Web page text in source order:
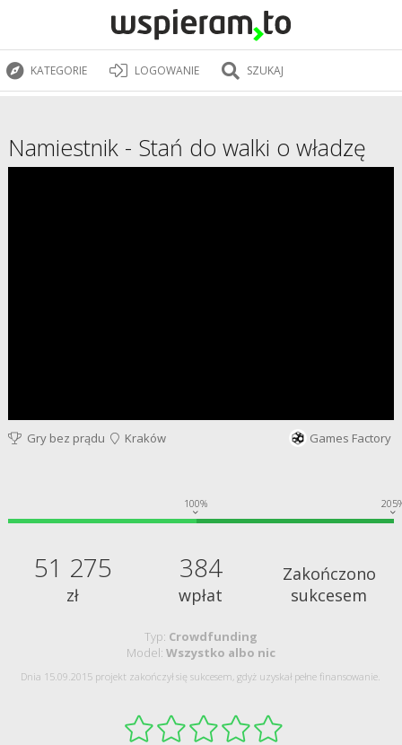
KATEGORIE LOGOWANIE SZUKAJ
Namiestnik - Stań do walki o władzę
Gry bez prądu Kraków Games Factory
100%
51 275
zł
384
wpłat
Zakończono
sukcesem
Typ: Crowdfunding
Model: Wszystko albo nic
Dnia 15.09.2015 projekt zakończył się sukcesem, gdyż uzyskał pełne finansowanie.